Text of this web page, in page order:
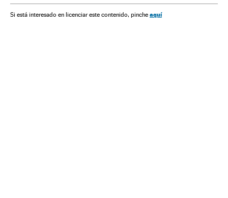
Ultradireita Partidos políticos Ideologias Política
Si está interesado en licenciar este contenido, pinche aquí